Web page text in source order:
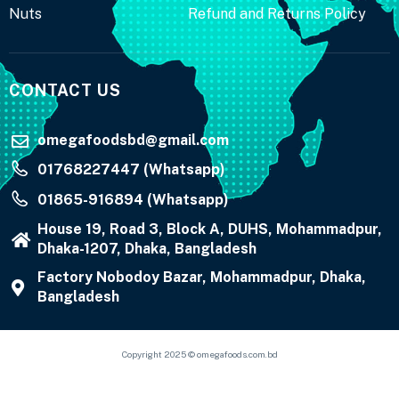
Nuts
Refund and Returns Policy
CONTACT US
omegafoodsbd@gmail.com
01768227447 (Whatsapp)
01865-916894 (Whatsapp)
House 19, Road 3, Block A, DUHS, Mohammadpur,
Dhaka-1207, Dhaka, Bangladesh
Factory Nobodoy Bazar, Mohammadpur, Dhaka,
Bangladesh
Copyright 2025 © omegafoods.com.bd